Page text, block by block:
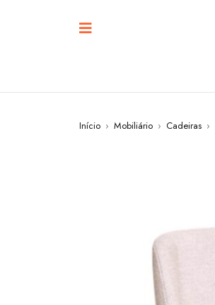
Início › Mobiliário › Cadeiras ›